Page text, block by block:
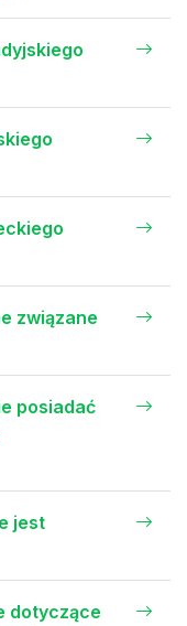
związane
posiadać
jest
dotyczące